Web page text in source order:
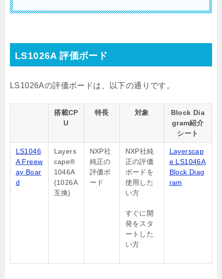
LS1026A 評価ボード
LS1026Aの評価ボードは、以下の通りです。
搭載CP
U
特長 対象
Block Dia
gram紹介
シート
LS1046
A Freew
ay Boar
d
Layers
cape®
1046A
(1026A
互換)
NXP社
純正の
評価ボ
ード
NXP社純
正の評価
ボードを
使用した
い方
すぐに開
発をスタ
ートした
い方
Layerscap
e LS1046A
Block Diag
ram